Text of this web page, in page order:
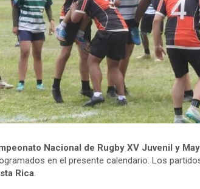
Nacional de Rugby XV Juvenil y
en el presente calendario. Los
Rica.